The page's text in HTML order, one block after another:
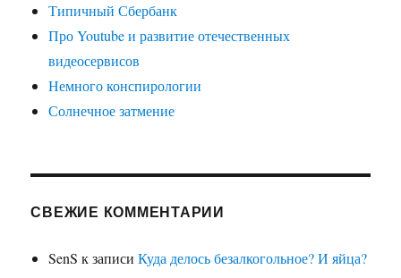
Типичный Сбербанк
Про Youtube и развитие отечественных
видеосервисов
Немного конспирологии
Солнечное затмение
СВЕЖИЕ КОММЕНТАРИИ
SenS к записиКуда делось безалкогольное? И яйца?